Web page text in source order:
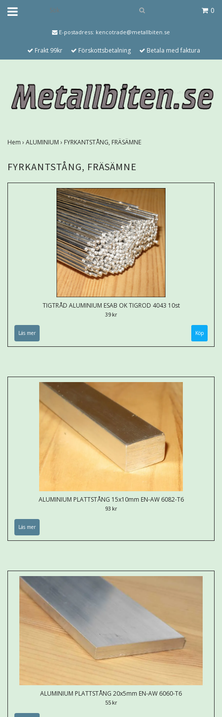
0
E-postadress: kencotrade@metallbiten.se
Frakt 99kr Förskottsbetalning Betala med faktura
Hem › ALUMINIUM › FYRKANTSTÅNG, FRÄSÄMNE
FYRKANTSTÅNG, FRÄSÄMNE
TIGTRÅD ALUMINIUM ESAB OK TIGROD 4043 10st
39 kr
Läs mer Köp
ALUMINIUM PLATTSTÅNG 15x10mm EN-AW 6082-T6
93 kr
Läs mer
ALUMINIUM PLATTSTÅNG 20x5mm EN-AW 6060-T6
55 kr